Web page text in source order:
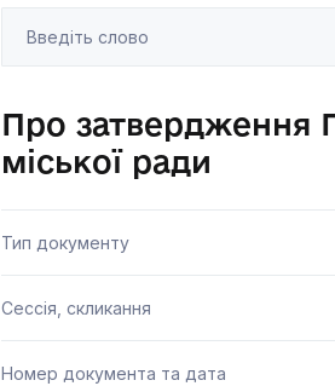
Про затвердження
міської ради
Тип документу
Сессія, скликання
Номер документа та дата